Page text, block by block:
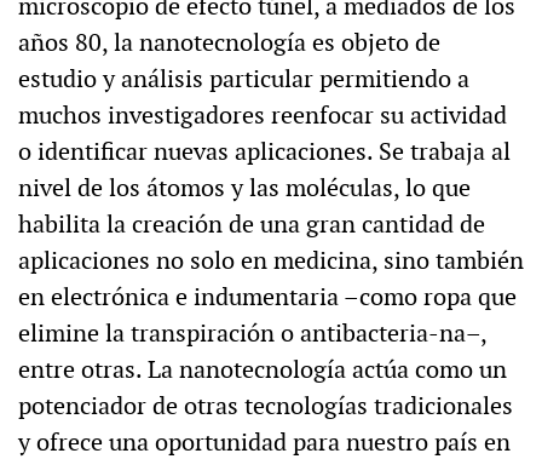
años 80, la nanotecnología es objeto de
estudio y análisis particular permitiendo a
muchos investigadores reenfocar su actividad
o identificar nuevas aplicaciones. Se trabaja al
nivel de los átomos y las moléculas, lo que
habilita la creación de una gran cantidad de
aplicaciones no solo en medicina, sino también
en electrónica e indumentaria –como ropa que
elimine la transpiración o antibacteria-na–,
entre otras. La nanotecnología actúa como un
potenciador de otras tecnologías tradicionales
y ofrece una oportunidad para nuestro país en